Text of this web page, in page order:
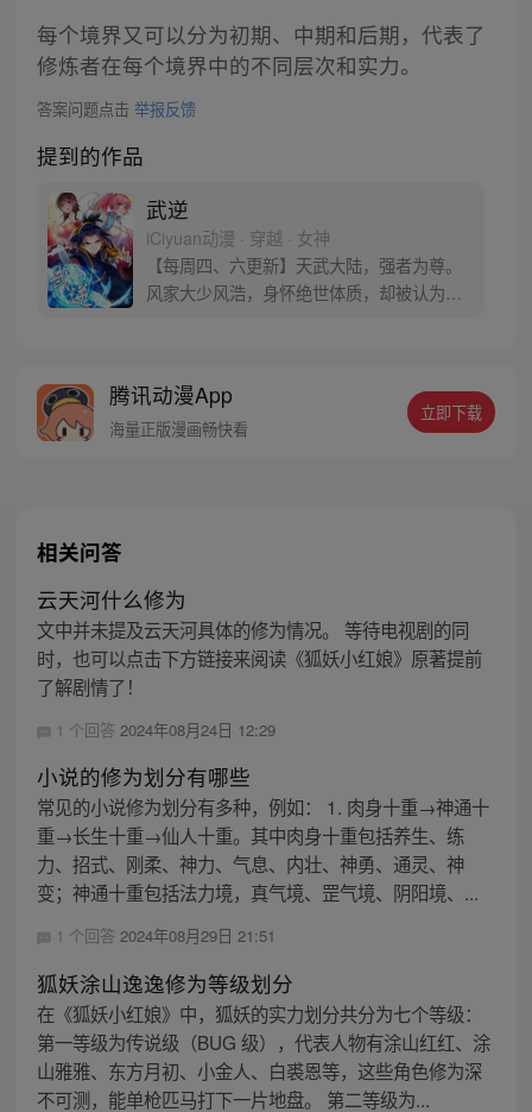
每个境界又可以分为初期、中期和后期，代表了
修炼者在每个境界中的不同层次和实力。
答案问题点击 举报反馈
提到的作品
武逆
iCiyuan动漫 · 穿越 · 女神
【每周四、六更新】天武大陆，强者为尊。
风家大少风浩，身怀绝世体质，却被认为是
斩八方！
腾讯动漫App
海量正版漫画畅快看
立即下载
相关问答
云天河什么修为
文中并未提及云天河具体的修为情况。 等待电视剧的同
时，也可以点击下方链接来阅读《狐妖小红娘》原著提前
了解剧情了！
1 个回答 2024年08月24日 12:29
小说的修为划分有哪些
常见的小说修为划分有多种，例如： 1. 肉身十重→神通十
重→长生十重→仙人十重。其中肉身十重包括养生、练
力、招式、刚柔、神力、气息、内壮、神勇、通灵、神
变；神通十重包括法力境，真气境、罡气境、阴阳境、...
1 个回答 2024年08月29日 21:51
狐妖涂山逸逸修为等级划分
在《狐妖小红娘》中，狐妖的实力划分共分为七个等级：
第一等级为传说级（BUG 级），代表人物有涂山红红、涂
山雅雅、东方月初、小金人、白裘恩等，这些角色修为深
不可测，能单枪匹马打下一片地盘。 第二等级为...